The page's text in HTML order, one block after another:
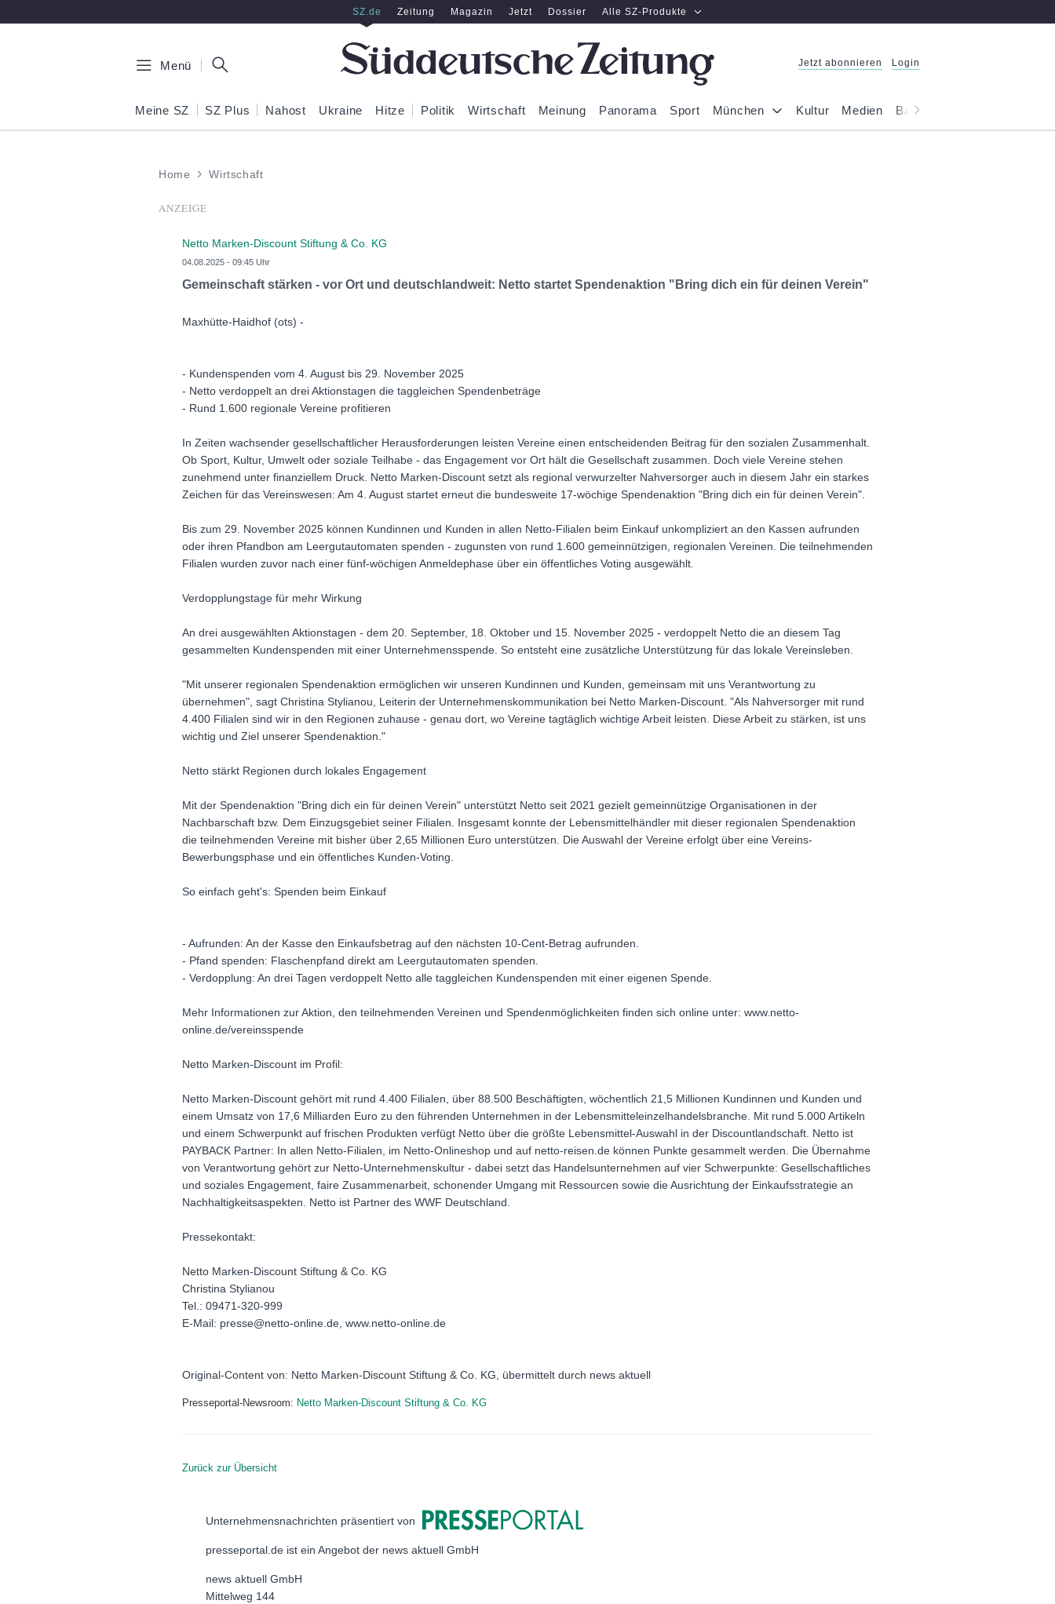
SZ.de Zeitung Magazin Jetzt Dossier Alle SZ-Produkte
Menü Jetzt abonnieren Login
Meine SZ SZ Plus Nahost Ukraine Hitze Politik Wirtschaft Meinung Panorama Sport München Kultur Medien Bayern
Home Wirtschaft
ANZEIGE
Netto Marken-Discount Stiftung & Co. KG
04.08.2025 - 09:45 Uhr
Gemeinschaft stärken - vor Ort und deutschlandweit: Netto startet Spendenaktion "Bring dich ein für deinen Verein"
Maxhütte-Haidhof (ots) -
- Kundenspenden vom 4. August bis 29. November 2025
- Netto verdoppelt an drei Aktionstagen die taggleichen Spendenbeträge
- Rund 1.600 regionale Vereine profitieren
In Zeiten wachsender gesellschaftlicher Herausforderungen leisten Vereine einen entscheidenden Beitrag für den sozialen Zusammenhalt.
Ob Sport, Kultur, Umwelt oder soziale Teilhabe - das Engagement vor Ort hält die Gesellschaft zusammen. Doch viele Vereine stehen
zunehmend unter finanziellem Druck. Netto Marken-Discount setzt als regional verwurzelter Nahversorger auch in diesem Jahr ein starkes
Zeichen für das Vereinswesen: Am 4. August startet erneut die bundesweite 17-wöchige Spendenaktion "Bring dich ein für deinen Verein".
Bis zum 29. November 2025 können Kundinnen und Kunden in allen Netto-Filialen beim Einkauf unkompliziert an den Kassen aufrunden
oder ihren Pfandbon am Leergutautomaten spenden - zugunsten von rund 1.600 gemeinnützigen, regionalen Vereinen. Die teilnehmenden
Filialen wurden zuvor nach einer fünf-wöchigen Anmeldephase über ein öffentliches Voting ausgewählt.
Verdopplungstage für mehr Wirkung
An drei ausgewählten Aktionstagen - dem 20. September, 18. Oktober und 15. November 2025 - verdoppelt Netto die an diesem Tag
gesammelten Kundenspenden mit einer Unternehmensspende. So entsteht eine zusätzliche Unterstützung für das lokale Vereinsleben.
"Mit unserer regionalen Spendenaktion ermöglichen wir unseren Kundinnen und Kunden, gemeinsam mit uns Verantwortung zu
übernehmen", sagt Christina Stylianou, Leiterin der Unternehmenskommunikation bei Netto Marken-Discount. "Als Nahversorger mit rund
4.400 Filialen sind wir in den Regionen zuhause - genau dort, wo Vereine tagtäglich wichtige Arbeit leisten. Diese Arbeit zu stärken, ist uns
wichtig und Ziel unserer Spendenaktion."
Netto stärkt Regionen durch lokales Engagement
Mit der Spendenaktion "Bring dich ein für deinen Verein" unterstützt Netto seit 2021 gezielt gemeinnützige Organisationen in der
Nachbarschaft bzw. Dem Einzugsgebiet seiner Filialen. Insgesamt konnte der Lebensmittelhändler mit dieser regionalen Spendenaktion
die teilnehmenden Vereine mit bisher über 2,65 Millionen Euro unterstützen. Die Auswahl der Vereine erfolgt über eine Vereins-
Bewerbungsphase und ein öffentliches Kunden-Voting.
So einfach geht's: Spenden beim Einkauf
- Aufrunden: An der Kasse den Einkaufsbetrag auf den nächsten 10-Cent-Betrag aufrunden.
- Pfand spenden: Flaschenpfand direkt am Leergutautomaten spenden.
- Verdopplung: An drei Tagen verdoppelt Netto alle taggleichen Kundenspenden mit einer eigenen Spende.
Mehr Informationen zur Aktion, den teilnehmenden Vereinen und Spendenmöglichkeiten finden sich online unter: www.netto-
online.de/vereinsspende
Netto Marken-Discount im Profil:
Netto Marken-Discount gehört mit rund 4.400 Filialen, über 88.500 Beschäftigten, wöchentlich 21,5 Millionen Kundinnen und Kunden und
einem Umsatz von 17,6 Milliarden Euro zu den führenden Unternehmen in der Lebensmitteleinzelhandelsbranche. Mit rund 5.000 Artikeln
und einem Schwerpunkt auf frischen Produkten verfügt Netto über die größte Lebensmittel-Auswahl in der Discountlandschaft. Netto ist
PAYBACK Partner: In allen Netto-Filialen, im Netto-Onlineshop und auf netto-reisen.de können Punkte gesammelt werden. Die Übernahme
von Verantwortung gehört zur Netto-Unternehmenskultur - dabei setzt das Handelsunternehmen auf vier Schwerpunkte: Gesellschaftliches
und soziales Engagement, faire Zusammenarbeit, schonender Umgang mit Ressourcen sowie die Ausrichtung der Einkaufsstrategie an
Nachhaltigkeitsaspekten. Netto ist Partner des WWF Deutschland.
Pressekontakt:
Netto Marken-Discount Stiftung & Co. KG
Christina Stylianou
Tel.: 09471-320-999
E-Mail: presse@netto-online.de, www.netto-online.de
Original-Content von: Netto Marken-Discount Stiftung & Co. KG, übermittelt durch news aktuell
Presseportal-Newsroom: Netto Marken-Discount Stiftung & Co. KG
Zurück zur Übersicht
Unternehmensnachrichten präsentiert von
presseportal.de ist ein Angebot der news aktuell GmbH
news aktuell GmbH
Mittelweg 144